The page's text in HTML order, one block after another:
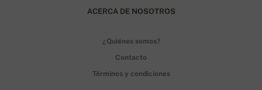
ACERCA DE NOSOTROS
¿Quiénes somos?
Contacto
Términos y condiciones